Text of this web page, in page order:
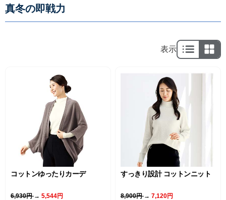
真冬の即戦力
表示
コットンゆったりカーデ
6,930円 → 5,544円
すっきり設計 コットンニット
8,900円 → 7,120円